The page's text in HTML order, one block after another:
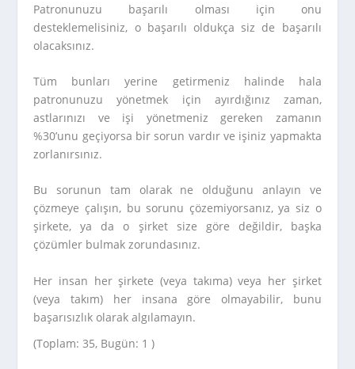
Patronunuzu başarılı olması için onu
desteklemelisiniz, o başarılı oldukça siz de başarılı
olacaksınız.
Tüm bunları yerine getirmeniz halinde hala
patronunuzu yönetmek için ayırdığınız zaman,
astlarınızı ve işi yönetmeniz gereken zamanın
%30’unu geçiyorsa bir sorun vardır ve işiniz yapmakta
zorlanırsınız.
Bu sorunun tam olarak ne olduğunu anlayın ve
çözmeye çalışın, bu sorunu çözemiyorsanız, ya siz o
şirkete, ya da o şirket size göre değildir, başka
çözümler bulmak zorundasınız.
Her insan her şirkete (veya takıma) veya her şirket
(veya takım) her insana göre olmayabilir, bunu
başarısızlık olarak algılamayın.
(Toplam: 35, Bugün: 1 )